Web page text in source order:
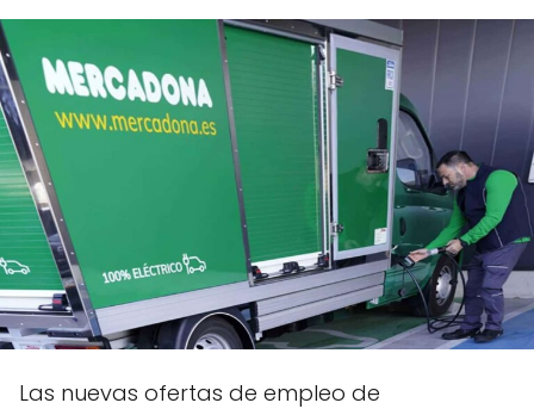
Las nuevas ofertas de empleo de